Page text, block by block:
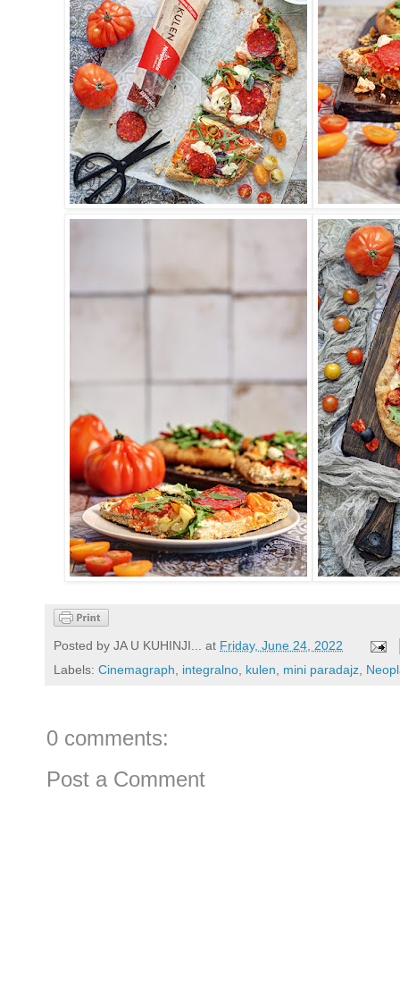
Posted by JA U KUHINJI... at Friday, June 24, 2022
Labels: Cinemagraph, integralno, kulen, mini paradajz,
0 comments:
Post a Comment